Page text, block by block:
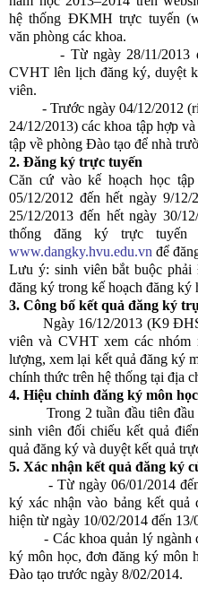
hệ thống ĐKMH trực tuyến
văn phòng các khoa.
- Từ ngày 28/11/2013
CVHT lên lịch đăng ký, duyệt
viên.
- Trước ngày 04/12/2012
24/12/2013) các khoa tập hợp
tập về phòng Đào tạo để nhà
2. Đăng ký trực tuyến
Căn cứ vào kế hoạch học
05/12/2012 đến hết ngày 9/
25/12/2013 đến hết ngày 30/
thống đăng ký trực
www.dangky.hvu.edu.vn để
Lưu ý: sinh viên bắt buộc
đăng ký trong kế hoạch đăng
3. Công bố kết quả đăng ký
Ngày 16/12/2013 (K9
viên và CVHT xem các
lượng, xem lại kết quả đăng ký
chính thức trên hệ thống tại địa
4. Hiệu chỉnh đăng ký môn học
Trong 2 tuần đầu tiên
sinh viên đối chiếu kết quả
quả đăng ký và duyệt kết quả
5. Xác nhận kết quả đăng ký
- Từ ngày 06/01/2014
ký xác nhận vào bảng kết
hiện từ ngày 10/02/2014 đến 13/
- Các khoa quản lý ngành
ký môn học, đơn đăng ký môn
Đào tạo trước ngày 8/02/2014.